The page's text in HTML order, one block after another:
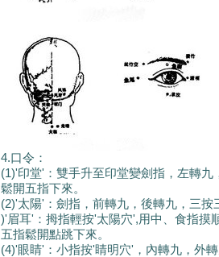
4.口令：
(1)'印堂'：雙手升至印堂變劍指，左轉
鬆開五指下來。
(2)'太陽'：劍指，前轉九，後轉九，三
)'眉耳'：拇指輕按'太陽穴',用中、食指
五指鬆開點跳下來。
(4)'眼睛'：小指按'睛明穴'，內轉九，外